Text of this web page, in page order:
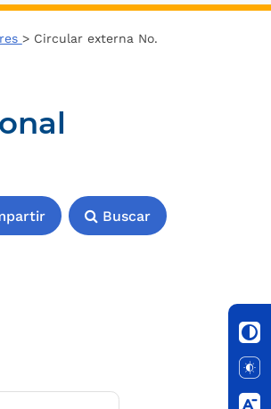
> Circular externa No.
Buscar